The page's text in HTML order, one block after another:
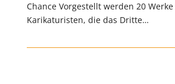
Chance Vorgestellt werden 20
Karikaturisten, die das Dritte…